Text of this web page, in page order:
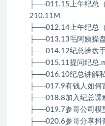
├──011.15上午纪总
210.11M
├──012.14上午纪总
├──013.13毛阿姨操
├──014.12纪总操盘
├──015.11提问纪总
├──016.10纪总讲解
├──017.9有钱人如何
├──018.8加入纪总课
├──019.7参哥公司模
├──020.6参哥分享抖